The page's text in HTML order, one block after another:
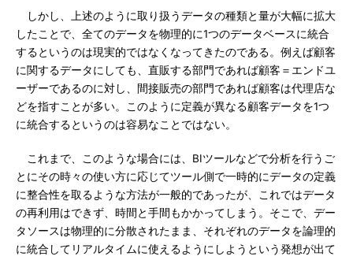
しかし、上述のように取り扱うデータの種類と量が大幅に拡大
したことで、全てのデータを物理的に1つのデータベースに統合
するというのは現実的ではなくなってきたのである。例えば顧客
に関するデータにしても、直販する部門であれば顧客＝エンドユ
ーザーであるのに対し、間接販売の部門であれば顧客は代理店な
どを指すことが多い。このように定義が異なる顧客データを1つ
に統合するというのは容易なことではない。
これまで、このような場合には、BIツールなどで分析を行うご
とにその時々の使い方に応じてツール側で一時的にデータの定義
に整合性を取るような方法が一般的であったが、これではデータ
の再利用はできず、時間と手間もかかってしまう。そこで、デー
タソースは物理的に分散されたまま、それぞれのデータを論理的
に統合してリアルタイムに使えるようにしようという発想が出て